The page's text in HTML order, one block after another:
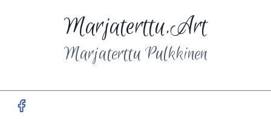
Marjaterttu.Art
Marjaterttu Pulkkinen